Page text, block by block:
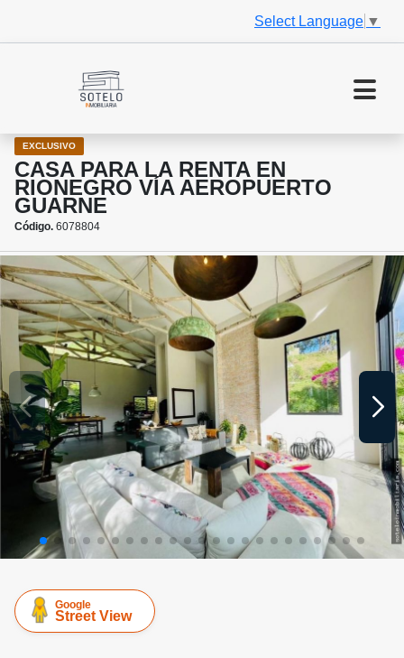
Select Language ▼
EXCLUSIVO
CASA PARA LA RENTA EN
RIONEGRO VÍA AEROPUERTO
GUARNE
Código. 6078804
Google
Street View